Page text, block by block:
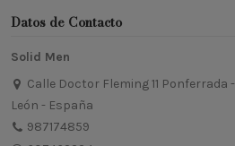
Datos de Contacto
Solid Men
Calle Doctor Fleming 11 Ponferrada -
León - España
987174859